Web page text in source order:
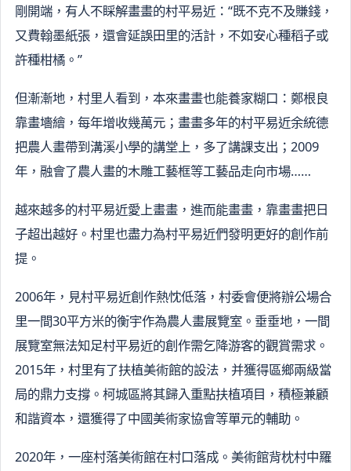
剛開端，有人不睬解畫畫的村平易近：“既不克不及賺錢，
又費翰墨紙張，還會延誤田里的活計，不如安心種稻子或
許種柑橘。”
但漸漸地，村里人看到，本來畫畫也能養家糊口：鄭根良
靠畫墻繪，每年增收幾萬元；畫畫多年的村平易近余統德
把農人畫帶到溝溪小學的講堂上，多了講課支出；2009
年，融會了農人畫的木雕工藝框等工藝品走向市場……
越來越多的村平易近愛上畫畫，進而能畫畫，靠畫畫把日
子超出越好。村里也盡力為村平易近們發明更好的創作前
提。
2006年，見村平易近創作熱忱低落，村委會便將辦公場合
里一間30平方米的衡宇作為農人畫展覽室。垂垂地，一間
展覽室無法知足村平易近的創作需乞降游客的觀賞需求。
2015年，村里有了扶植美術館的設法，并獲得區鄉兩級當
局的鼎力支撐。柯城區將其歸入重點扶植項目，積極兼顧
和諧資本，還獲得了中國美術家協會等單元的輔助。
2020年，一座村落美術館在村口落成。美術館背枕村中羅